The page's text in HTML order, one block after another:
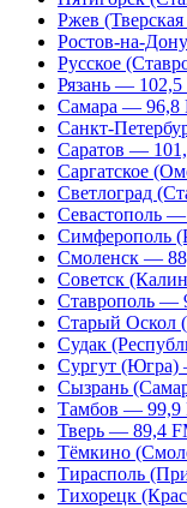
Ржев
Ростов-на-
Русское
Рязань —
Самара — 96,8
Санкт-
Саратов —
Саргатское
Светлоград
Севастополь
Симферополь
Смоленск —
Советск
Ставрополь —
Старый Оскол
Судак
Сургут
Сызрань
Тамбов — 99,9
Тверь — 89,4
Тёмкино
Тирасполь
Тихорецк